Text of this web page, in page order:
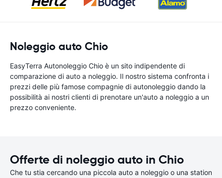
Noleggio auto Chio
EasyTerra Autonoleggio Chio è un sito indipendente di
comparazione di auto a noleggio. Il nostro sistema confronta i
prezzi delle più famose compagnie di autonoleggio dando la
possibilità ai nostri clienti di prenotare un'auto a noleggio a un
prezzo conveniente.
Offerte di noleggio auto in Chio
Che tu stia cercando una piccola auto a noleggio o una station